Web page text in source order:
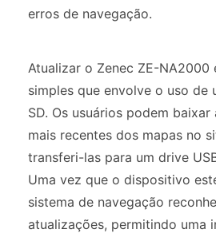
erros de navegação.
Atualizar o Zenec ZE-NA2000
simples que envolve o uso de
SD. Os usuários podem
mais recentes dos mapas no
transferi-las para um drive
Uma vez que o dispositivo
sistema de navegação
atualizações, permitindo uma